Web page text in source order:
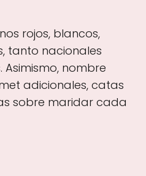
rojos, blancos,
tanto nacionales
nombre
adicionales, catas
sobre maridar cada